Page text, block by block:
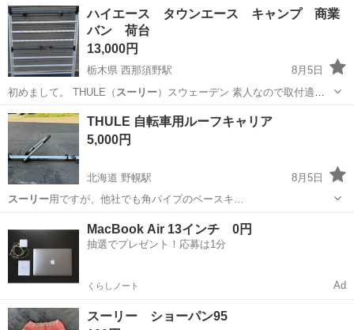
ハイエース タウンエース キャンプ 商業
バン 荷台
13,000円
栃木県 西那須野駅
8月5日
初めまして。 THULE（ スーリー）スウェーデン 素人なので取付適
合…
栃木 大田原市 西那須野駅 キャリア、ラック
THULE 自転車用ルーフキャリア
5,000円
北海道 野幌駅
8月5日
スーリー用ですが、他社でも角パイプのベースキ…
キャリア、ラック
MacBook Air 13インチ 0円
抽選でプレゼント！応募は1分
くらしノート Ad
スーリー ショーパン95